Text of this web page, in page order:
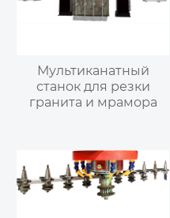
Мультиканатный
станок для резки
гранита и мрамора